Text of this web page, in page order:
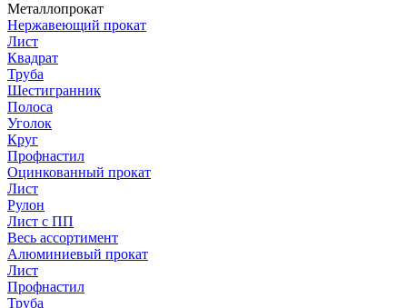
Металлопрокат
Нержавеющий прокат
Лист
Квадрат
Труба
Шестигранник
Полоса
Уголок
Круг
Профнастил
Оцинкованный прокат
Лист
Рулон
Лист с ПП
Весь ассортимент
Алюминиевый прокат
Лист
Профнастил
Труба